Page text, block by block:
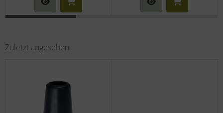
Zuletzt angesehen